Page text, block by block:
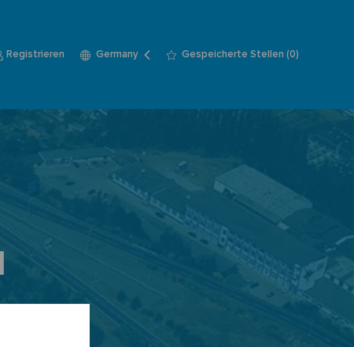
Registrieren
Language
German
Germany Gespeicherte Stellen (0)